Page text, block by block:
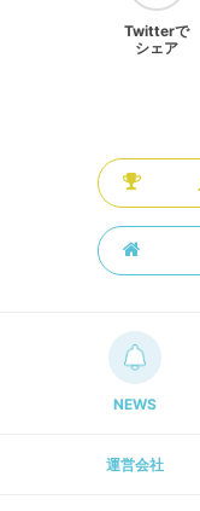
Twitterで
シェア
NEWS
運営会社